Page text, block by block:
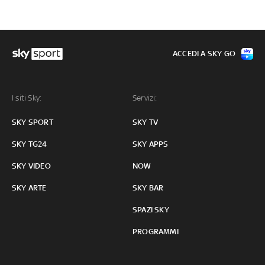
I siti Sky:
SKY SPORT
SKY TG24
SKY VIDEO
SKY ARTE
Servizi:
SKY TV
SKY APPS
NOW
SKY BAR
SPAZI SKY
PROGRAMMI
ACCEDI A SKY GO